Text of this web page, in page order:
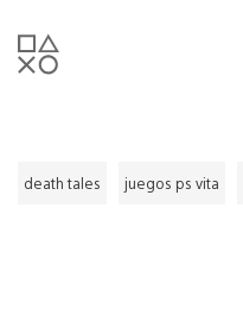
death tales juegos ps vita